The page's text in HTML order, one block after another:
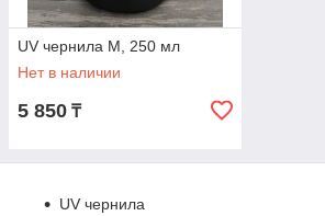
UV чернила M, 250 мл
Нет в наличии
5 850 ₸
UV чернила